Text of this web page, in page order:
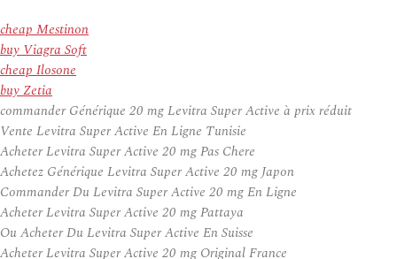
cheap Mestinon
buy Viagra Soft
cheap Ilosone
buy Zetia
commander Générique 20 mg Levitra Super Active à prix réduit
Vente Levitra Super Active En Ligne Tunisie
Acheter Levitra Super Active 20 mg Pas Chere
Achetez Générique Levitra Super Active 20 mg Japon
Commander Du Levitra Super Active 20 mg En Ligne
Acheter Levitra Super Active 20 mg Pattaya
Ou Acheter Du Levitra Super Active En Suisse
Acheter Levitra Super Active 20 mg Original France